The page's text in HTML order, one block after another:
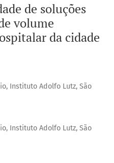
de soluções
volume
da cidade
Instituto Adolfo Lutz, São
Instituto Adolfo Lutz, São